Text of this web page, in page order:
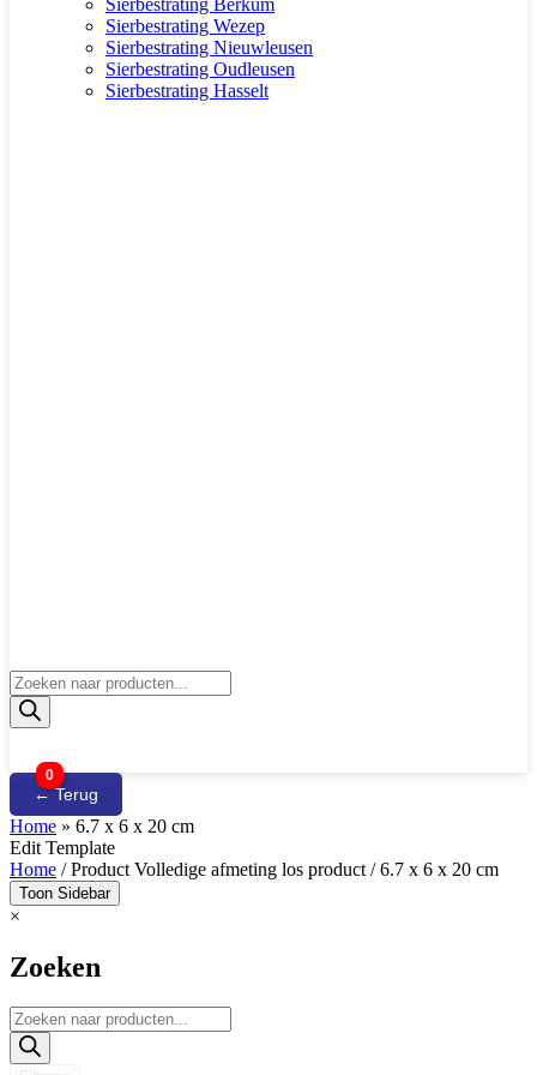
Sierbestrating Wezep
Sierbestrating Nieuwleusen
Sierbestrating Oudleusen
Sierbestrating Hasselt
Producten
zoeken
0
← Terug
Home » 6.7 x 6 x 20 cm
Edit Template
Home / Product Volledige afmeting los product / 6.7 x 6 x 20 cm
Toon Sidebar
×
Zoeken
Producten
zoeken